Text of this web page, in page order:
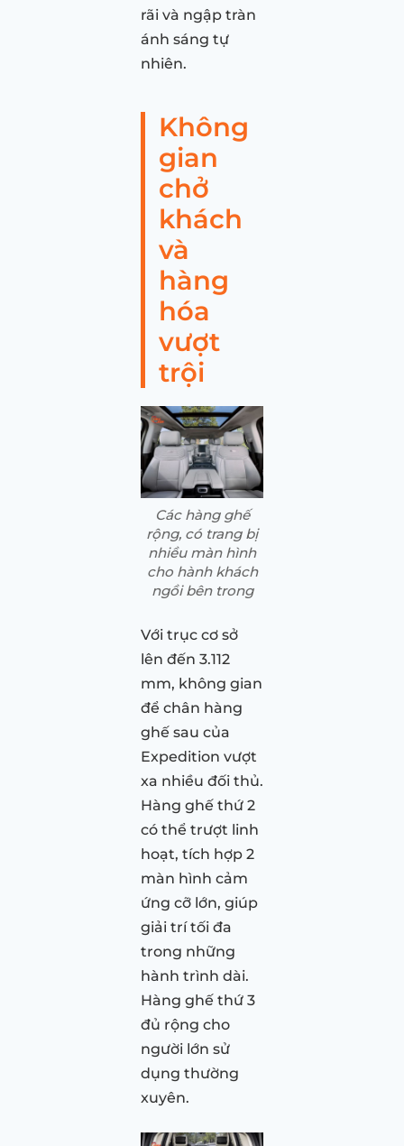
rãi và ngập tràn
ánh sáng tự
nhiên.
Không
gian
chở
khách
và
hàng
hóa
vượt
trội
Các hàng ghế
rộng, có trang bị
nhiều màn hình
cho hành khách
ngồi bên trong
Với trục cơ sở
lên đến 3.112
mm, không gian
để chân hàng
ghế sau của
Expedition vượt
xa nhiều đối thủ.
Hàng ghế thứ 2
có thể trượt linh
hoạt, tích hợp 2
màn hình cảm
ứng cỡ lớn, giúp
giải trí tối đa
trong những
hành trình dài.
Hàng ghế thứ 3
đủ rộng cho
người lớn sử
dụng thường
xuyên.